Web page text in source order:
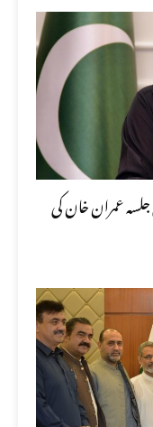
عمران خان کی